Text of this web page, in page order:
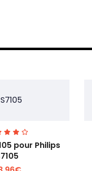
pour Philips